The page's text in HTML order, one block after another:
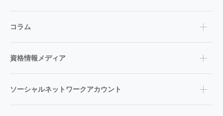
コラム
資格情報メディア
ソーシャルネットワークアカウント